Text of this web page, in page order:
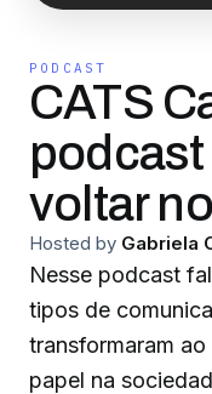
PODCAST
CATS
podcast
voltar
Hosted by Gabriela
Nesse podcast
tipos de
transformaram
papel na